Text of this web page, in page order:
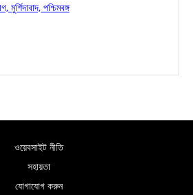
পশ্চিমবঙ্গ
ওয়েবসাইট নীতি
সহায়তা
যোগাযোগ করুন